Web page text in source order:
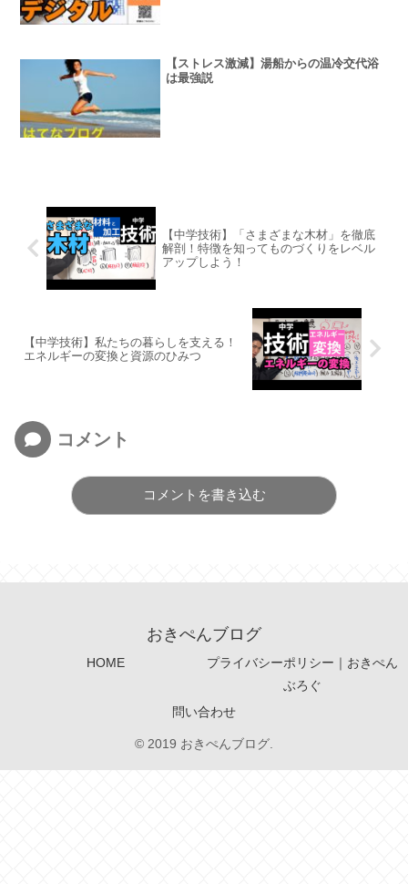
【ストレス激減】湯船からの温冷交代浴
は最強説
【中学技術】「さまざまな木材」を徹底
解剖！特徴を知ってものづくりをレベル
アップしよう！
【中学技術】私たちの暮らしを支える！
エネルギーの変換と資源のひみつ
コメント
コメントを書き込む
おきぺんブログ
HOME
プライバシーポリシー｜おきぺん
ぶろぐ
問い合わせ
© 2019 おきぺんブログ.